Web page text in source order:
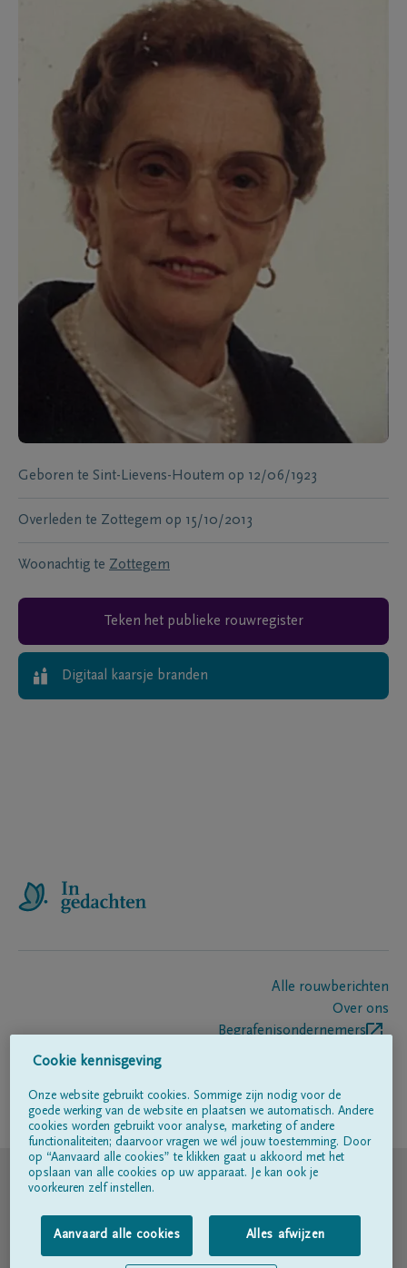
Geboren te Sint-Lievens-Houtem op 12/06/1923
Overleden te Zottegem op 15/10/2013
Woonachtig te Zottegem
Teken het publieke rouwregister
Digitaal kaarsje branden
Alle rouwberichten
Over ons
Begrafenisondernemers
Volg ons op
© DELA
Gebruiksvoorwaarden
Privacyverklaring
Cookie kennisgeving
Onze website gebruikt cookies. Sommige zijn nodig voor de
goede werking van de website en plaatsen we automatisch. Andere
cookies worden gebruikt voor analyse, marketing of andere
functionaliteiten; daarvoor vragen we wél jouw toestemming. Door
op “Aanvaard alle cookies” te klikken gaat u akkoord met het
opslaan van alle cookies op uw apparaat. Je kan ook je
voorkeuren zelf instellen.
Aanvaard alle cookies Alles afwijzen